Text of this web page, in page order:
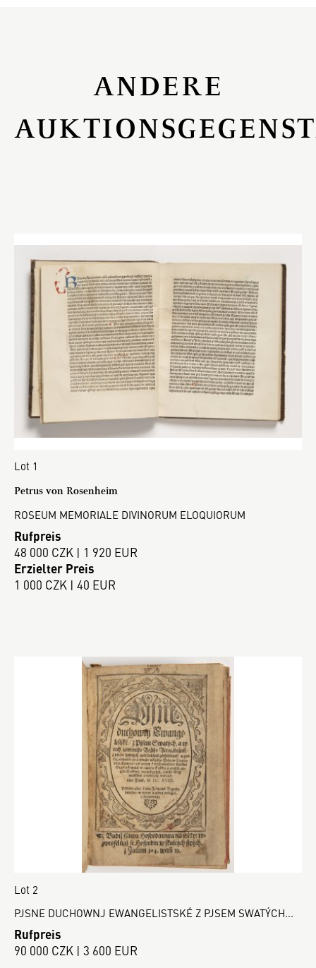
ANDERE
Lot 1
Petrus von Rosenheim
ROSEUM MEMORIALE DIVINORUM ELOQUIORUM
Rufpreis
48 000 CZK | 1 920 EUR
Erzielter Preis
1 000 CZK | 40 EUR
Lot 2
PJSNE DUCHOWNJ EWANGELISTSKÉ Z PJSEM SWATÝCH...
Rufpreis
90 000 CZK | 3 600 EUR